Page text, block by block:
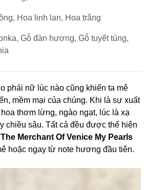
Hoa linh lan, Hoa trắng
Gỗ đàn hương, Gỗ tuyết tùng,
phái nữ lúc nào cũng khiến ta mê
mềm mại của chúng. Khi là sự xuất
thơm lừng, ngào ngạt, lúc là xạ
chiều sâu. Tất cả đều được thể hiện
The Merchant Of Venice My Pearls
hoặc ngay từ note hương đầu tiên.